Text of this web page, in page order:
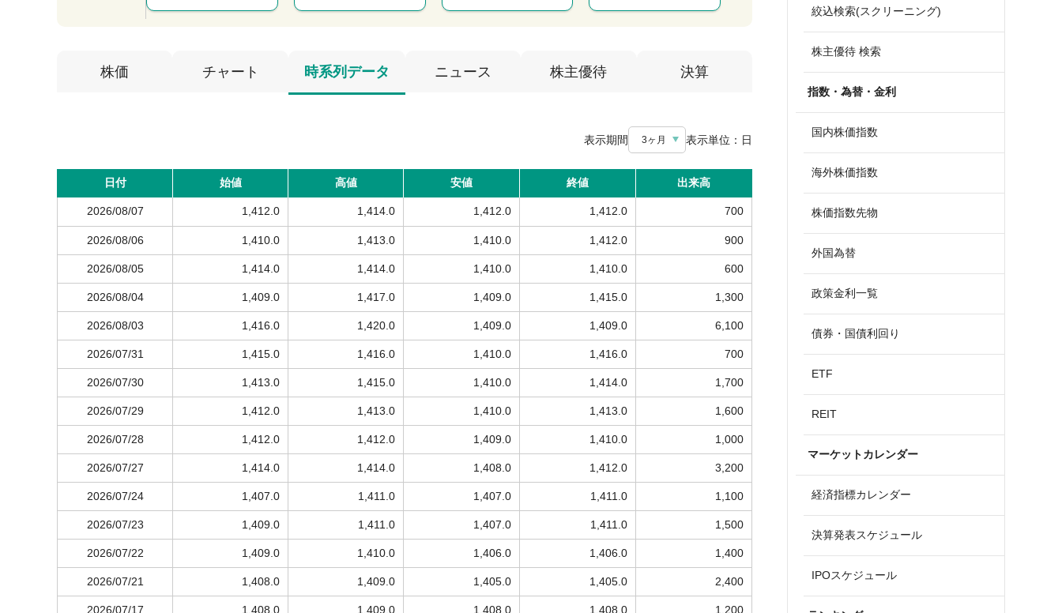
株価 チャート 時系列データ ニュース 株主優待 決算
表示期間 3ヶ月 表示単位： 日
日付 始値 高値 安値 終値 出来高
2026/08/07 1,412.0 1,414.0 1,412.0 1,412.0 700
2026/08/06 1,410.0 1,413.0 1,410.0 1,412.0 900
2026/08/05 1,414.0 1,414.0 1,410.0 1,410.0 600
2026/08/04 1,409.0 1,417.0 1,409.0 1,415.0 1,300
2026/08/03 1,416.0 1,420.0 1,409.0 1,409.0 6,100
2026/07/31 1,415.0 1,416.0 1,410.0 1,416.0 700
2026/07/30 1,413.0 1,415.0 1,410.0 1,414.0 1,700
2026/07/29 1,412.0 1,413.0 1,410.0 1,413.0 1,600
2026/07/28 1,412.0 1,412.0 1,409.0 1,410.0 1,000
2026/07/27 1,414.0 1,414.0 1,408.0 1,412.0 3,200
2026/07/24 1,407.0 1,411.0 1,407.0 1,411.0 1,100
2026/07/23 1,409.0 1,411.0 1,407.0 1,411.0 1,500
2026/07/22 1,409.0 1,410.0 1,406.0 1,406.0 1,400
2026/07/21 1,408.0 1,409.0 1,405.0 1,405.0 2,400
2026/07/17 1,408.0 1,409.0 1,408.0 1,408.0 1,200
絞込検索(スクリーニング)
株主優待 検索
指数・為替・金利
国内株価指数
海外株価指数
株価指数先物
外国為替
政策金利一覧
債券・国債利回り
ETF
REIT
マーケットカレンダー
経済指標カレンダー
決算発表スケジュール
IPOスケジュール